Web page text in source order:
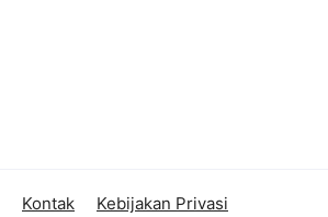
Kontak Kebijakan Privasi